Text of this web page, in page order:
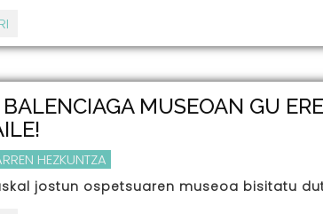
MUSEOAN GU ERE
HEZKUNTZA
jostun ospetsuaren museoa bisitatu